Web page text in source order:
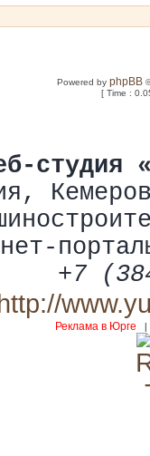
Powered byphpBB
[ Time :
студия
,
+7
Реклама в Юрге